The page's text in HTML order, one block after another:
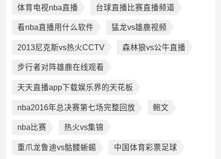
体育电视nba直播 台球直播比赛直播频道
看nba直播用什么软件 猛龙vs雄鹿视频
2013尼克斯vs热火CCTV 森林狼vs公牛直播
步行者对阵雄鹿在线观看
天天直播app下载娱乐界的天花板
nba2016年总决赛第七场完整回放 鲍文
nba比赛 热火vs集锦
重爪龙鲁迪vs骷髅蜥蜴 中国体育彩票足球